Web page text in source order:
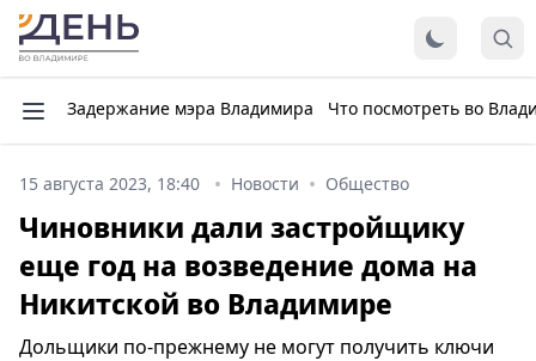
Задержание мэра Владимира Что посмотреть во
15 августа 2023, 18:40 Новости Общество
Чиновники дали застройщику
еще год на возведение дома на
Никитской во Владимире
Дольщики по-прежнему не могут получить ключи